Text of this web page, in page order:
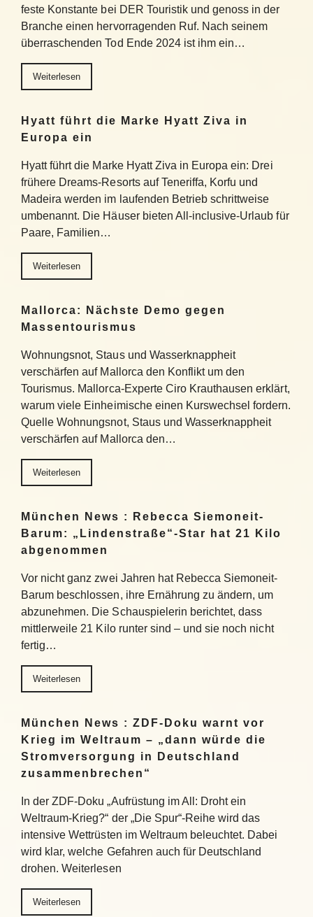
feste Konstante bei DER Touristik und genoss in der
Branche einen hervorragenden Ruf. Nach seinem
überraschenden Tod Ende 2024 ist ihm ein…
Weiterlesen
Hyatt führt die Marke Hyatt Ziva in
Europa ein
Hyatt führt die Marke Hyatt Ziva in Europa ein: Drei
frühere Dreams-Resorts auf Teneriffa, Korfu und
Madeira werden im laufenden Betrieb schrittweise
umbenannt. Die Häuser bieten All-inclusive-Urlaub für
Paare, Familien…
Weiterlesen
Mallorca: Nächste Demo gegen
Massentourismus
Wohnungsnot, Staus und Wasserknappheit
verschärfen auf Mallorca den Konflikt um den
Tourismus. Mallorca-Experte Ciro Krauthausen erklärt,
warum viele Einheimische einen Kurswechsel fordern.
Quelle Wohnungsnot, Staus und Wasserknappheit
verschärfen auf Mallorca den…
Weiterlesen
München News : Rebecca Siemoneit-
Barum: „Lindenstraße“-Star hat 21 Kilo
abgenommen
Vor nicht ganz zwei Jahren hat Rebecca Siemoneit-
Barum beschlossen, ihre Ernährung zu ändern, um
abzunehmen. Die Schauspielerin berichtet, dass
mittlerweile 21 Kilo runter sind – und sie noch nicht
fertig…
Weiterlesen
München News : ZDF-Doku warnt vor
Krieg im Weltraum – „dann würde die
Stromversorgung in Deutschland
zusammenbrechen“
In der ZDF-Doku „Aufrüstung im All: Droht ein
Weltraum-Krieg?“ der „Die Spur“-Reihe wird das
intensive Wettrüsten im Weltraum beleuchtet. Dabei
wird klar, welche Gefahren auch für Deutschland
drohen. Weiterlesen
Weiterlesen